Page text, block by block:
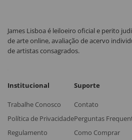
James Lisboa é leiloeiro oficial e perito
de arte online, avaliação de acervo
de artistas consagrados.
Institucional
Trabalhe Conosco
Política de Privacidade
Regulamento
Suporte
Contato
Perguntas
Como Comprar